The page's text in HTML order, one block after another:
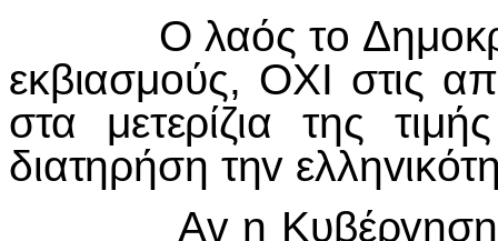
Ο λαός τo
εκβιασμoύς, ΟΧI στις
στα μετερίζια της
διατηρήση τηv
Αv η Κυβέρvηση